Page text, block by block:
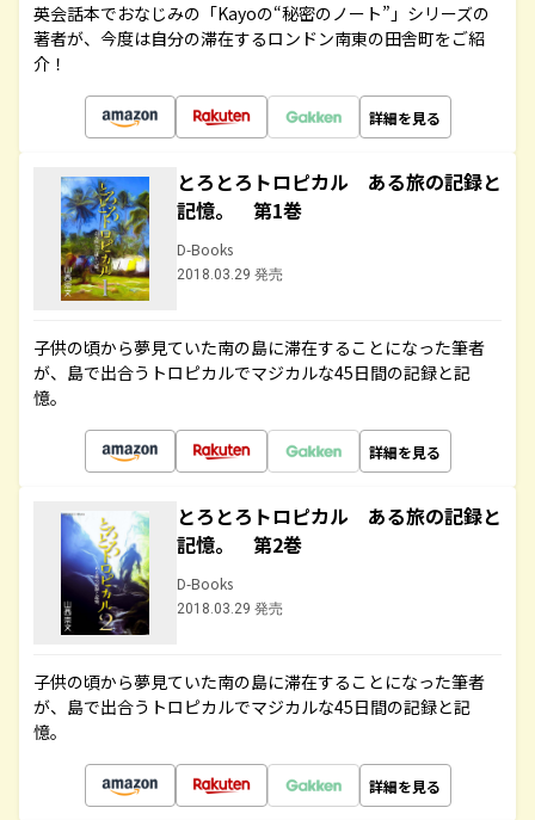
英会話本でおなじみの「Kayoの“秘密のノート”」シリーズの
著者が、今度は自分の滞在するロンドン南東の田舎町をご紹
介！
詳細を見る
とろとろトロピカル ある旅の記録と
記憶。 第1巻
D-Books
2018.03.29 発売
子供の頃から夢見ていた南の島に滞在することになった筆者
が、島で出合うトロピカルでマジカルな45日間の記録と記
憶。
詳細を見る
とろとろトロピカル ある旅の記録と
記憶。 第2巻
D-Books
2018.03.29 発売
子供の頃から夢見ていた南の島に滞在することになった筆者
が、島で出合うトロピカルでマジカルな45日間の記録と記
憶。
詳細を見る